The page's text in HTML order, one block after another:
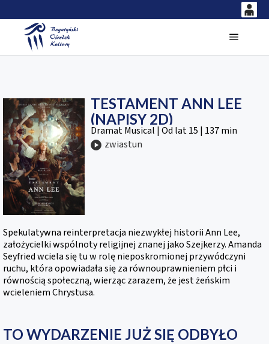
0,00
1453
TESTAMENT ANN LEE
(NAPISY 2D)
Dramat Musical | Od lat 15 | 137 min
zwiastun
Spekulatywna reinterpretacja niezwykłej historii Ann Lee,
założycielki wspólnoty religijnej znanej jako Szejkerzy. Amanda
Seyfried wciela się tu w rolę nieposkromionej przywódczyni
ruchu, która opowiadała się za równouprawnieniem płci i
równością społeczną, wierząc zarazem, że jest żeńskim
wcieleniem Chrystusa.
TO WYDARZENIE JUŻ SIĘ ODBYŁO